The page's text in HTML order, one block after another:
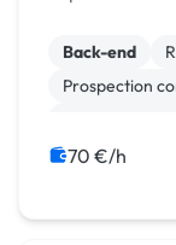
Rejoignez-
Back-end
Prospection
Maintenance
70 €/h